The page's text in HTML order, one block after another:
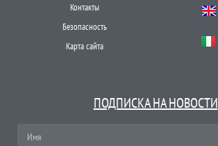
Контакты
Безопасность
Карта сайта
ПОДПИСКА НА НОВОСТИ